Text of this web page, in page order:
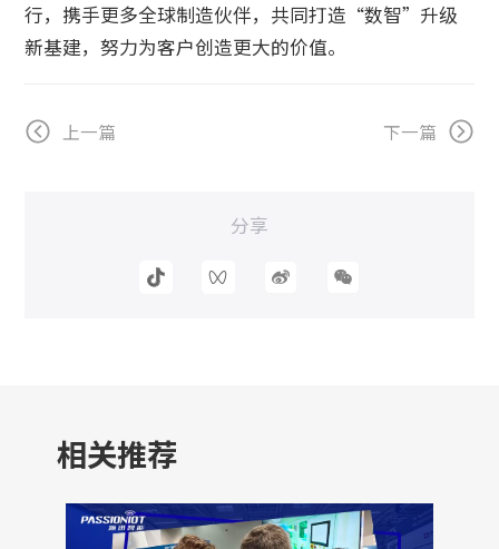
行，携手更多全球制造伙伴，共同打造“数智”升级
新基建，努力为客户创造更大的价值。
上一篇 下一篇
分享
相关推荐